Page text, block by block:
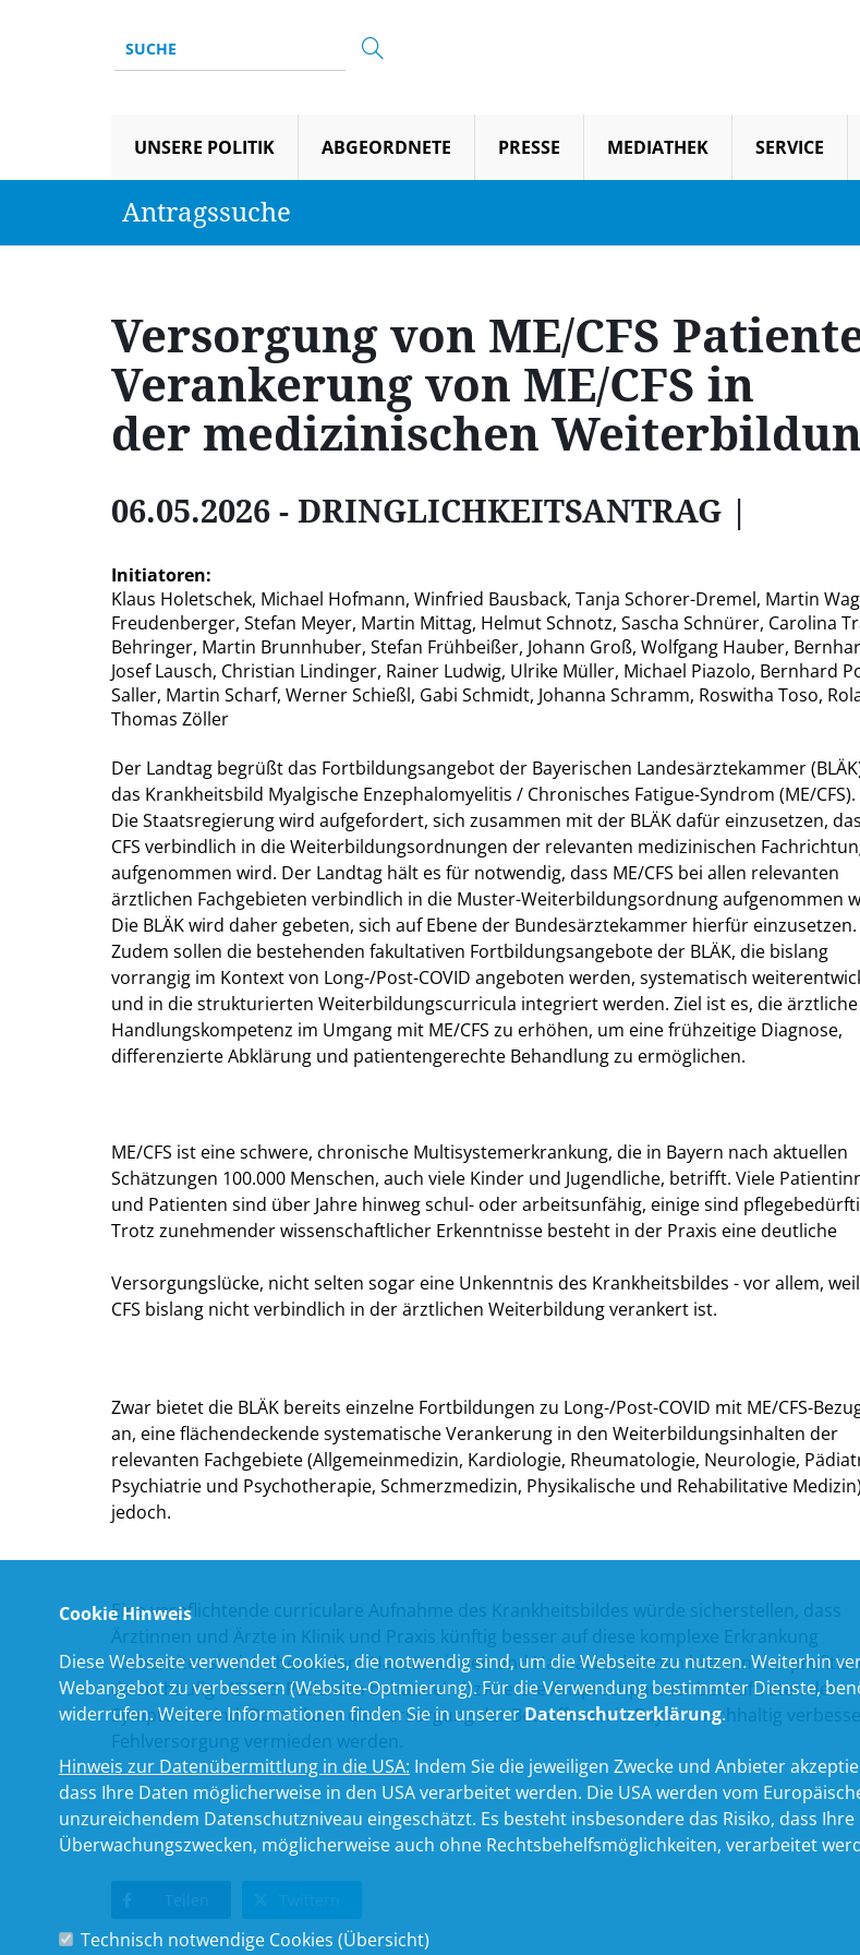
UNSERE POLITIK ABGEORDNETE PRESSE MEDIATHEK SERVICE
Antragssuche
Versorgung von ME/CFS
Verankerung von ME/CFS in
der medizinischen
06.05.2026 - DRINGLICHKEITSANTRAG |
Initiatoren:
Klaus Holetschek, Michael Hofmann, Winfried Bausback, Tanja Schorer-Dremel, Martin
Freudenberger, Stefan Meyer, Martin Mittag, Helmut Schnotz, Sascha Schnürer, Carolina
Behringer, Martin Brunnhuber, Stefan Frühbeißer, Johann Groß, Wolfgang Hauber,
Josef Lausch, Christian Lindinger, Rainer Ludwig, Ulrike Müller, Michael Piazolo, Bernhard
Saller, Martin Scharf, Werner Schießl, Gabi Schmidt, Johanna Schramm, Roswitha Toso,
Thomas Zöller
Der Landtag begrüßt das Fortbildungsangebot der Bayerischen Landesärztekammer
das Krankheitsbild Myalgische Enzephalomyelitis / Chronisches Fatigue-Syndrom (ME/CFS).
Die Staatsregierung wird aufgefordert, sich zusammen mit der BLÄK dafür einzusetzen,
CFS verbindlich in die Weiterbildungsordnungen der relevanten medizinischen
aufgenommen wird. Der Landtag hält es für notwendig, dass ME/CFS bei allen relevanten
ärztlichen Fachgebieten verbindlich in die Muster-Weiterbildungsordnung aufgenommen
Die BLÄK wird daher gebeten, sich auf Ebene der Bundesärztekammer hierfür einzusetzen.
Zudem sollen die bestehenden fakultativen Fortbildungsangebote der BLÄK, die bislang
vorrangig im Kontext von Long-/Post-COVID angeboten werden, systematisch
und in die strukturierten Weiterbildungscurricula integriert werden. Ziel ist es, die ärztliche
Handlungskompetenz im Umgang mit ME/CFS zu erhöhen, um eine frühzeitige Diagnose,
differenzierte Abklärung und patientengerechte Behandlung zu ermöglichen.
ME/CFS ist eine schwere, chronische Multisystemerkrankung, die in Bayern nach aktuellen
Schätzungen 100.000 Menschen, auch viele Kinder und Jugendliche, betrifft. Viele
und Patienten sind über Jahre hinweg schul- oder arbeitsunfähig, einige sind
Trotz zunehmender wissenschaftlicher Erkenntnisse besteht in der Praxis eine deutliche
Versorgungslücke, nicht selten sogar eine Unkenntnis des Krankheitsbildes - vor allem,
CFS bislang nicht verbindlich in der ärztlichen Weiterbildung verankert ist.
Zwar bietet die BLÄK bereits einzelne Fortbildungen zu Long-/Post-COVID mit ME/CFS-
an, eine flächendeckende systematische Verankerung in den Weiterbildungsinhalten der
relevanten Fachgebiete (Allgemeinmedizin, Kardiologie, Rheumatologie, Neurologie,
Psychiatrie und Psychotherapie, Schmerzmedizin, Physikalische und Rehabilitative
jedoch.
Eine verpflichtende curriculare Aufnahme des Krankheitsbildes würde sicherstellen, dass
Ärztinnen und Ärzte in Klinik und Praxis künftig besser auf diese komplexe Erkrankung
vorbereitet sind. Insbesondere Hausärztinnen und Hausärzte können hiervon nur
da sie häufig ME/CFS-Patienten behandeln bzw. erste Ansprechpartner bei Auftreten der
Symptome sind. Damit kann die Versorgung der Betroffenen in Bayern nachhaltig
Fehlversorgung vermieden werden.
Twittern
Cookie Hinweis
Diese Webseite verwendet Cookies, die notwendig sind, um die Webseite zu nutzen. Weiterhin
Webangebot zu verbessern (Website-Optmierung). Für die Verwendung bestimmter Dienste,
widerrufen. Weitere Informationen finden Sie in unsererDatenschutzerklärung.
Hinweis zur Datenübermittlung in die USA: Indem Sie die jeweiligen Zwecke und Anbieter
dass Ihre Daten möglicherweise in den USA verarbeitet werden. Die USA werden vom
unzureichendem Datenschutzniveau eingeschätzt. Es besteht insbesondere das Risiko, dass
Überwachungszwecken, möglicherweise auch ohne Rechtsbehelfsmöglichkeiten, verarbeitet
Technisch notwendige Cookies (Übersicht)